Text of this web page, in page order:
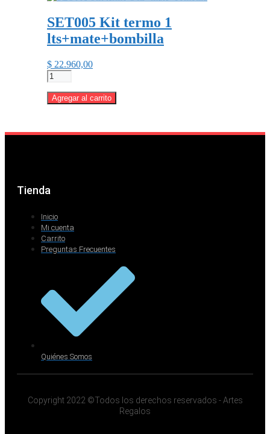
Negro
Texturado
cantidad
SET005 Kit termo 1
lts+mate+bombilla
$ 22.960,00
SET005
Kit
termo
1
Agregar al carrito
Tienda
Inicio
Mi cuenta
Carrito
Preguntas Frecuentes
Quiénes Somos
Copyright 2022 ©Todos los derechos reservados - Artes
Regalos